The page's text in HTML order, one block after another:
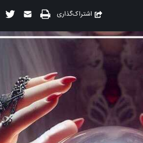
اشتراک‌گذاری